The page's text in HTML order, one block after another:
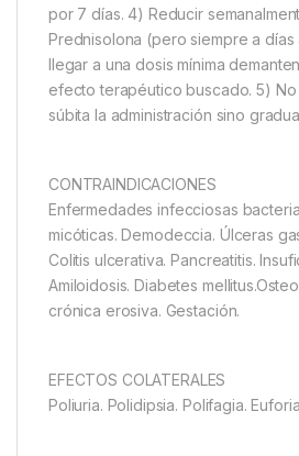
por 7 días. 4) Reducir
Prednisolona (pero siempre a días
llegar a una dosis mínima
efecto terapéutico buscado. 5)
súbita la administración sino
CONTRAINDICACIONES
Enfermedades infecciosas
micóticas. Demodeccia. Úlceras
Colitis ulcerativa. Pancreatitis.
Amiloidosis. Diabetes
crónica erosiva. Gestación.
EFECTOS COLATERALES
Poliuria. Polidipsia. Polifagia.